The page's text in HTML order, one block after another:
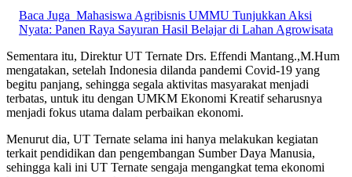
Baca Juga Mahasiswa Agribisnis UMMU Tunjukkan Aksi
Nyata: Panen Raya Sayuran Hasil Belajar di Lahan Agrowisata
Sementara itu, Direktur UT Ternate Drs. Effendi Mantang.,M.Hum
mengatakan, setelah Indonesia dilanda pandemi Covid-19 yang
begitu panjang, sehingga segala aktivitas masyarakat menjadi
terbatas, untuk itu dengan UMKM Ekonomi Kreatif seharusnya
menjadi fokus utama dalam perbaikan ekonomi.
Menurut dia, UT Ternate selama ini hanya melakukan kegiatan
terkait pendidikan dan pengembangan Sumber Daya Manusia,
sehingga kali ini UT Ternate sengaja mengangkat tema ekonomi